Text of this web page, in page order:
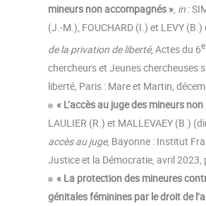
mineurs non accompagnés », in :
(J.-M.), FOUCHARD (I.) et LEVY (B.)
de la privation de liberté, Actes du 6e
chercheurs et Jeunes chercheuses
liberté, Paris : Mare et Martin,
« L’accès au juge des mineurs
LAULIER (R.) et MALLEVAEY (B.)
accès au juge, Bayonne : Institut
Justice et la Démocratie, avril 2023,
« La protection des mineures
génitales féminines par le droit de